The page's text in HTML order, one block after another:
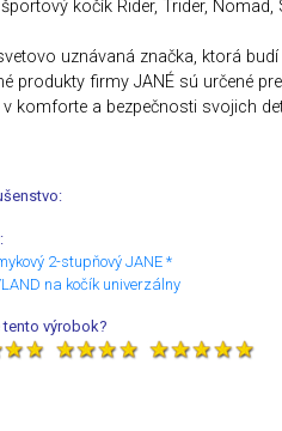
kočík Rider, Trider,
uznávaná značka, ktorá
produkty firmy JANÉ sú určené
komforte a bezpečnosti svojich
2-stupňový JANE *
na kočík univerzálny
výrobok?